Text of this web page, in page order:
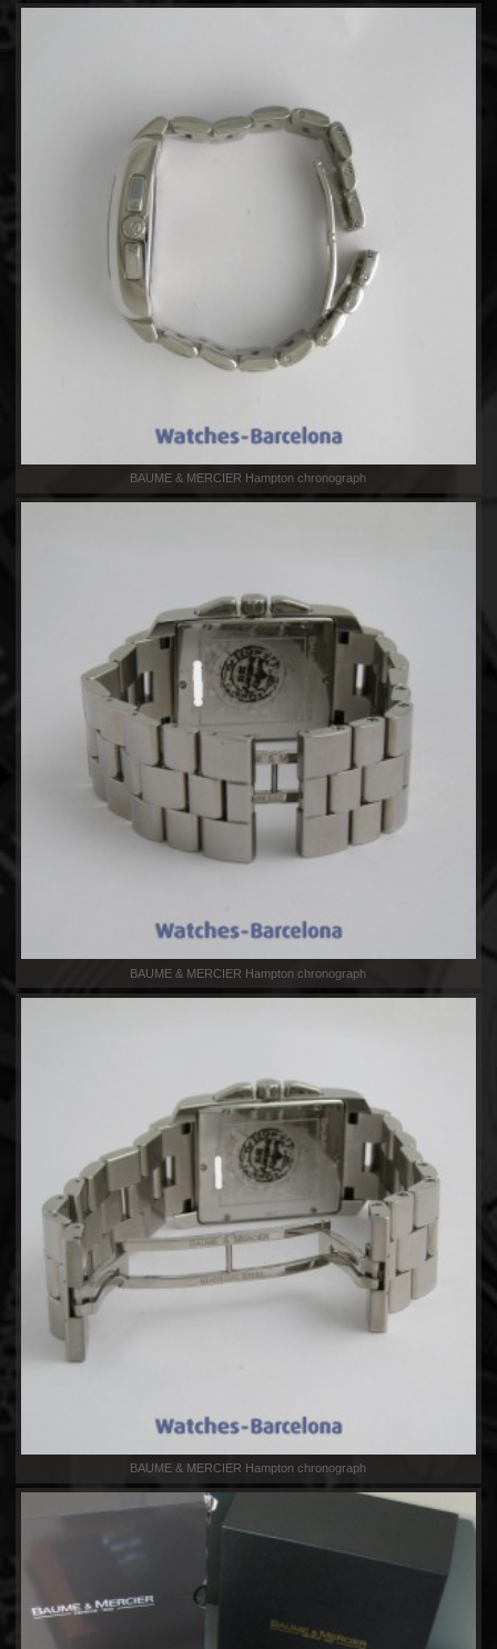
BAUME & MERCIER Hampton chronograph
BAUME & MERCIER Hampton chronograph
BAUME & MERCIER Hampton chronograph